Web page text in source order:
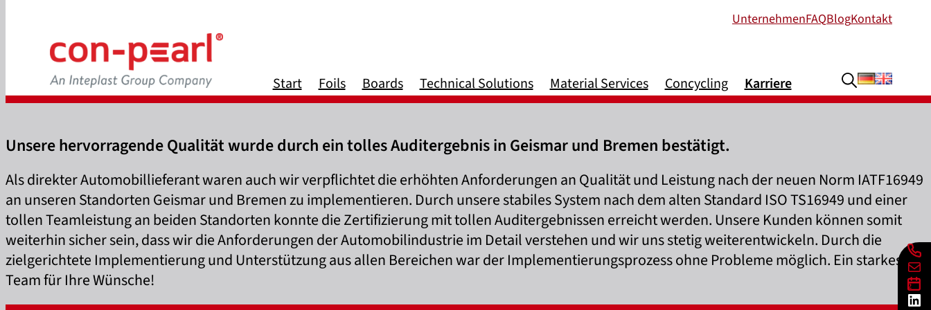
UnternehmenFAQBlogKontakt
Start Foils Boards Technical Solutions Material Services Concycling Karriere Deutsch
E-
Unsere hervorragende Qualität wurde durch ein tolles Auditergebnis in Geismar und Bremen bestätigt.
Als direkter Automobillieferant waren auch wir verpflichtet die erhöhten Anforderungen an Qualität und Leistung nach der neuen Norm IATF16949
an unseren Standorten Geismar und Bremen zu implementieren. Durch unsere stabiles System nach dem alten Standard ISO TS16949 und einer
tollen Teamleistung an beiden Standorten konnte die Zertifizierung mit tollen Auditergebnissen erreicht werden. Unsere Kunden können somit
weiterhin sicher sein, dass wir die Anforderungen der Automobilindustrie im Detail verstehen und wir uns stetig weiterentwickeln. Durch die
zielgerichtete Implementierung und Unterstützung aus allen Bereichen war der Implementierungsprozess ohne Probleme möglich. Ein starkes
Team für Ihre Wünsche!